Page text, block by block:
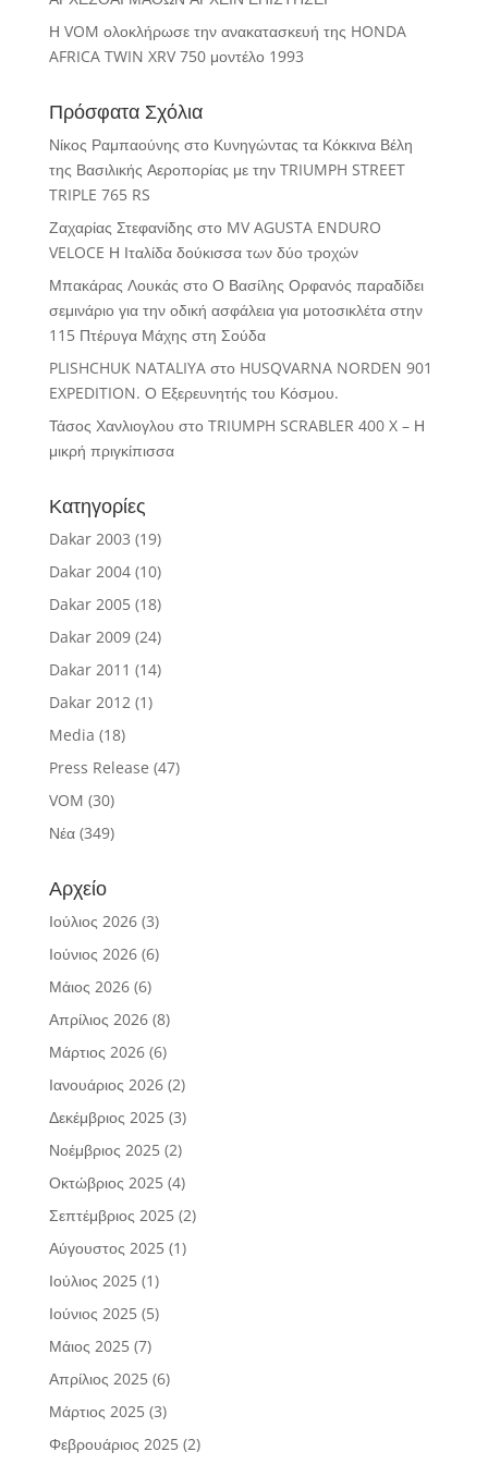
Η VOM ολοκλήρωσε την ανακατασκευή της HONDA
AFRICA TWIN XRV 750 μοντέλο 1993
Πρόσφατα Σχόλια
Νίκος Ραμπαούνης στο Κυνηγώντας τα Κόκκινα Βέλη
της Βασιλικής Αεροπορίας με την TRIUMPH STREET
TRIPLE 765 RS
Ζαχαρίας Στεφανίδης στο MV AGUSTA ENDURO
VELOCE Η Ιταλίδα δούκισσα των δύο τροχών
Μπακάρας Λουκάς στο Ο Βασίλης Ορφανός παραδίδει
σεμινάριο για την οδική ασφάλεια για μοτοσικλέτα στην
115 Πτέρυγα Μάχης στη Σούδα
PLISHCHUK NATALIYAστο HUSQVARNA NORDEN 901
EXPEDITION. Ο Εξερευνητής του Κόσμου.
Τάσος Χανλιογλου στο TRIUMPH SCRABLER 400 X – Η
μικρή πριγκίπισσα
Κατηγορίες
Dakar 2003 (19)
Dakar 2004(10)
Dakar 2005(18)
Dakar 2009(24)
Dakar 2011 (14)
Dakar 2012(1)
Media (18)
Press Release (47)
VOM (30)
Νέα(349)
Αρχείο
Ιούλιος 2026(3)
Ιούνιος 2026(6)
Μάιος 2026(6)
Απρίλιος 2026(8)
Μάρτιος 2026(6)
Ιανουάριος 2026(2)
Δεκέμβριος 2025(3)
Νοέμβριος 2025(2)
Οκτώβριος 2025(4)
Σεπτέμβριος 2025(2)
Αύγουστος 2025(1)
Ιούλιος 2025(1)
Ιούνιος 2025(5)
Μάιος 2025(7)
Απρίλιος 2025(6)
Μάρτιος 2025(3)
Φεβρουάριος 2025(2)